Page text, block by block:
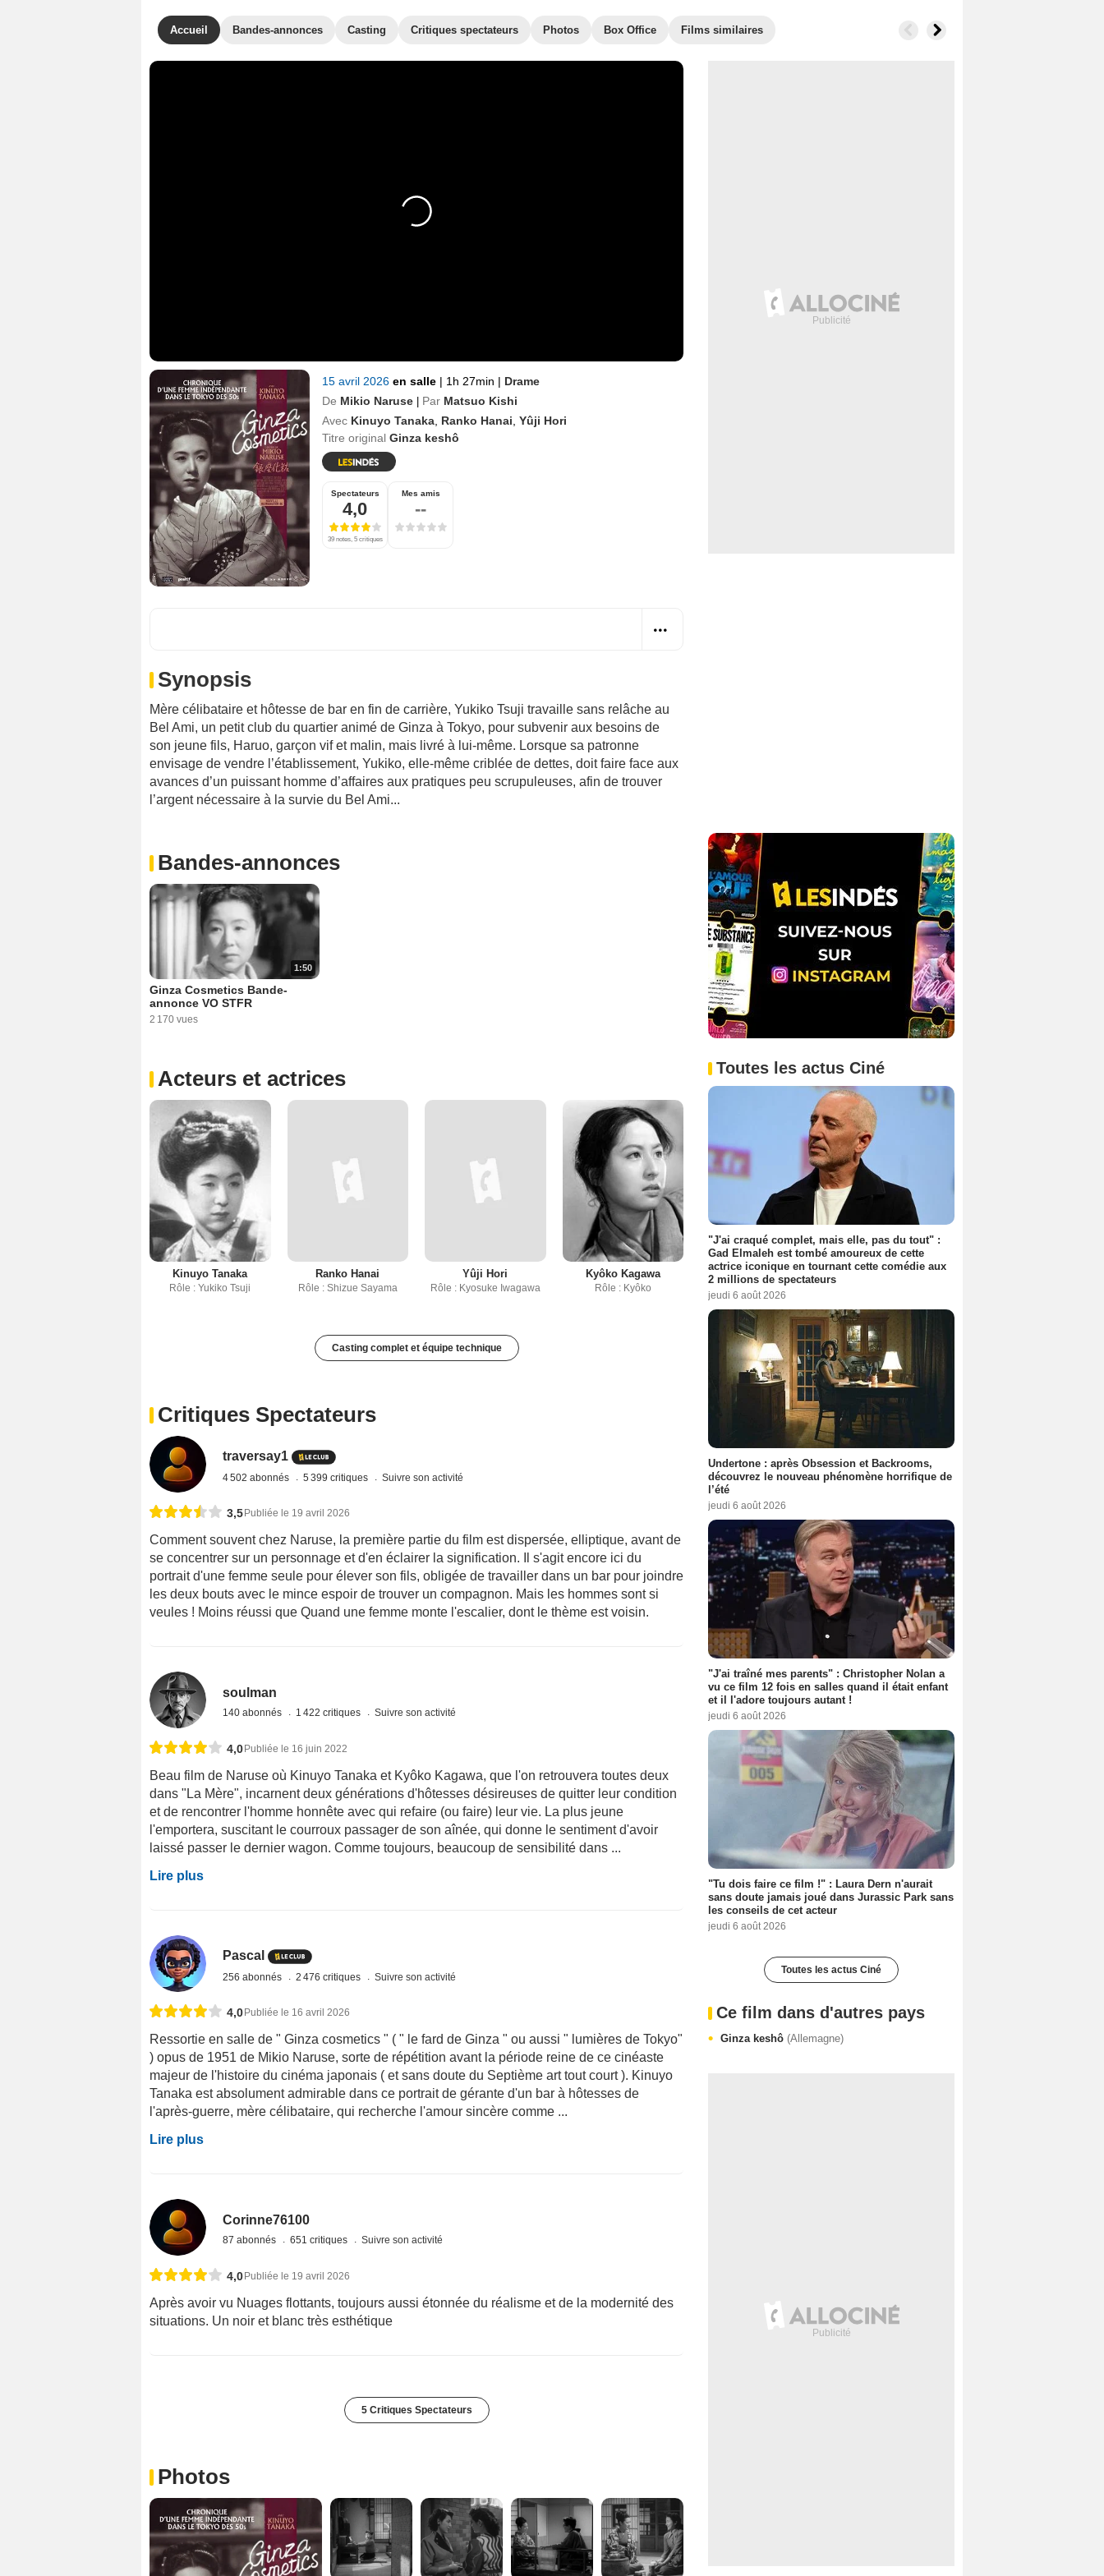
Accueil Bandes-annonces Casting Critiques spectateurs Photos Box Office Films similaires
15 avril 2026 en salle | 1h 27min | Drame
De Mikio Naruse | Par Matsuo Kishi
Avec Kinuyo Tanaka Ranko Hanai Yûji Hori
Titre original Ginza keshô
Spectateurs
4,0
39 notes, 5 critiques
Mes amis
--
Synopsis
Mère célibataire et hôtesse de bar en fin de carrière, Yukiko Tsuji travaille sans relâche au
Bel Ami, un petit club du quartier animé de Ginza à Tokyo, pour subvenir aux besoins de
son jeune fils, Haruo, garçon vif et malin, mais livré à lui-même. Lorsque sa patronne
envisage de vendre l’établissement, Yukiko, elle-même criblée de dettes, doit faire face aux
avances d’un puissant homme d’affaires aux pratiques peu scrupuleuses, afin de trouver
l’argent nécessaire à la survie du Bel Ami...
Bandes-annonces
1:50
Ginza Cosmetics Bande-
annonce VO STFR
2 170 vues
Acteurs et actrices
Kinuyo Tanaka
Rôle : Yukiko Tsuji
Ranko Hanai
Rôle : Shizue Sayama
Yûji Hori
Rôle : Kyosuke Iwagawa
Kyôko Kagawa
Rôle : Kyôko
Casting complet et équipe technique
Critiques Spectateurs
traversay1
4 502 abonnés 5 399 critiques Suivre son activité
3,5Publiée le 19 avril 2026
Comment souvent chez Naruse, la première partie du film est dispersée, elliptique, avant de
se concentrer sur un personnage et d'en éclairer la signification. Il s'agit encore ici du
portrait d'une femme seule pour élever son fils, obligée de travailler dans un bar pour joindre
les deux bouts avec le mince espoir de trouver un compagnon. Mais les hommes sont si
veules ! Moins réussi que Quand une femme monte l'escalier, dont le thème est voisin.
soulman
140 abonnés 1 422 critiques Suivre son activité
4,0Publiée le 16 juin 2022
Beau film de Naruse où Kinuyo Tanaka et Kyôko Kagawa, que l'on retrouvera toutes deux
dans "La Mère", incarnent deux générations d'hôtesses désireuses de quitter leur condition
et de rencontrer l'homme honnête avec qui refaire (ou faire) leur vie. La plus jeune
l'emportera, suscitant le courroux passager de son aînée, qui donne le sentiment d'avoir
laissé passer le dernier wagon. Comme toujours, beaucoup de sensibilité dans ...
Lire plus
Pascal
256 abonnés 2 476 critiques Suivre son activité
4,0Publiée le 16 avril 2026
Ressortie en salle de " Ginza cosmetics " ( " le fard de Ginza " ou aussi " lumières de Tokyo"
) opus de 1951 de Mikio Naruse, sorte de répétition avant la période reine de ce cinéaste
majeur de l'histoire du cinéma japonais ( et sans doute du Septième art tout court ). Kinuyo
Tanaka est absolument admirable dans ce portrait de gérante d'un bar à hôtesses de
l'après-guerre, mère célibataire, qui recherche l'amour sincère comme ...
Lire plus
Corinne76100
87 abonnés 651 critiques Suivre son activité
4,0Publiée le 19 avril 2026
Après avoir vu Nuages flottants, toujours aussi étonnée du réalisme et de la modernité des
situations. Un noir et blanc très esthétique
5 Critiques Spectateurs
Photos
Toutes les actus Ciné
"J'ai craqué complet, mais elle, pas du tout" :
Gad Elmaleh est tombé amoureux de cette
actrice iconique en tournant cette comédie aux
2 millions de spectateurs
jeudi 6 août 2026
Undertone : après Obsession et Backrooms,
découvrez le nouveau phénomène horrifique de
l’été
jeudi 6 août 2026
"J'ai traîné mes parents" : Christopher Nolan a
vu ce film 12 fois en salles quand il était enfant
et il l'adore toujours autant !
jeudi 6 août 2026
"Tu dois faire ce film !" : Laura Dern n'aurait
sans doute jamais joué dans Jurassic Park sans
les conseils de cet acteur
jeudi 6 août 2026
Toutes les actus Ciné
Ce film dans d'autres pays
Ginza keshô (Allemagne)